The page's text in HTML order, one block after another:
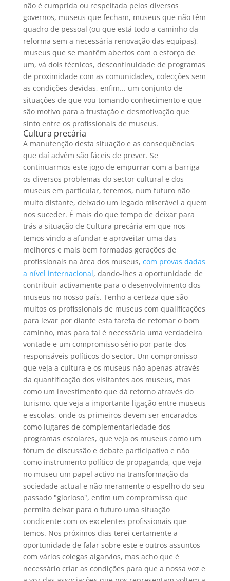
não é cumprida ou respeitada pelos diversos
governos, museus que fecham, museus que não têm
quadro de pessoal (ou que está todo a caminho da
reforma sem a necessária renovação das equipas),
museus que se mantêm abertos com o esforço de
um, vá dois técnicos, descontinuidade de programas
de proximidade com as comunidades, colecções sem
as condições devidas, enfim... um conjunto de
situações de que vou tomando conhecimento e que
são motivo para a frustação e desmotivação que
sinto entre os profissionais de museus.
Cultura precária
A manutenção desta situação e as consequências
que daí advêm são fáceis de prever. Se
continuarmos este jogo de empurrar com a barriga
os diversos problemas do sector cultural e dos
museus em particular, teremos, num futuro não
muito distante, deixado um legado miserável a quem
nos suceder. É mais do que tempo de deixar para
trás a situação de Cultura precária em que nos
temos vindo a afundar e aproveitar uma das
melhores e mais bem formadas gerações de
profissionais na área dos museus, com provas dadas
a nível internacional, dando-lhes a oportunidade de
contribuir activamente para o desenvolvimento dos
museus no nosso país. Tenho a certeza que são
muitos os profissionais de museus com qualificações
para levar por diante esta tarefa de retomar o bom
caminho, mas para tal é necessária uma verdadeira
vontade e um compromisso sério por parte dos
responsáveis políticos do sector. Um compromisso
que veja a cultura e os museus não apenas através
da quantificação dos visitantes aos museus, mas
como um investimento que dá retorno através do
turismo, que veja a importante ligação entre museus
e escolas, onde os primeiros devem ser encarados
como lugares de complementariedade dos
programas escolares, que veja os museus como um
fórum de discussão e debate participativo e não
como instrumento político de propaganda, que veja
no museu um papel activo na transformação da
sociedade actual e não meramente o espelho do seu
passado "glorioso", enfim um compromisso que
permita deixar para o futuro uma situação
condicente com os excelentes profissionais que
temos. Nos próximos dias terei certamente a
oportunidade de falar sobre este e outros assuntos
com vários colegas algarvios, mas acho que é
necessário criar as condições para que a nossa voz e